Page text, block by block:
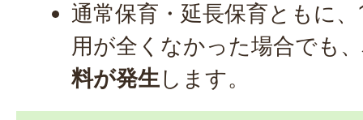
通常保育・延長保育ともに
用が全くなかった場合でも、
料が発生します。